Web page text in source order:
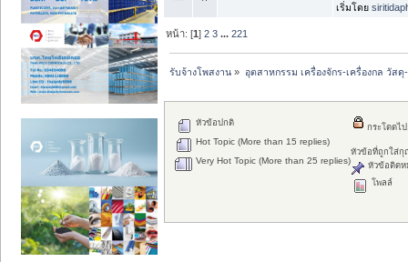
เริ่มโดย
หน้า: [1]2 3 ...221
รับจ้างโพสงาน » อุตสาหกรรม เครื่องจักร-เครื่องกล วัส
กระโดดไ
หัวข้อปกติ
Hot Topic (More than 15 replies)
Very Hot Topic (More than 25 replies)
หัวข้อที่ถูกใส่กุ
หัวข้อติดห
โพลล์